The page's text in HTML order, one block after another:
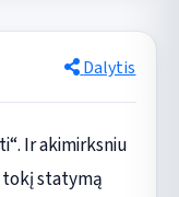
Dalytis
Ir akimirksniu
tokį statymą